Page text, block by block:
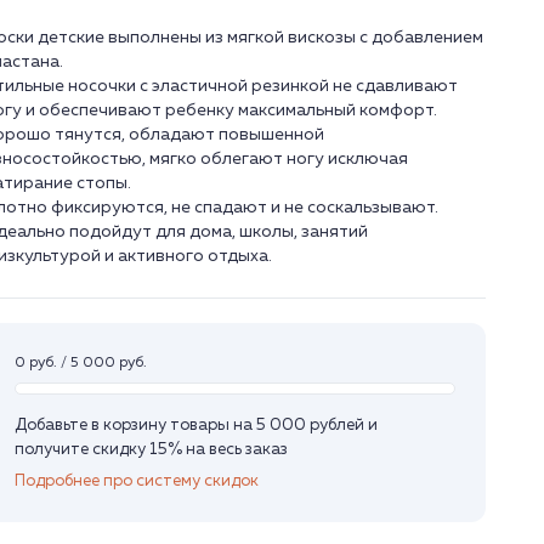
детские выполнены из мягкой вискозы с добавлением
носочки с эластичной резинкой не сдавливают
и обеспечивают ребенку максимальный комфорт.
тянутся, обладают повышенной
мягко облегают ногу исключая
стопы.
фиксируются, не спадают и не соскальзывают.
подойдут для дома, школы, занятий
и активного отдыха.
0 руб. / 5 000 руб.
Добавьте в корзину товары на 5 000 рублей и
получите скидку 15% на весь заказ
Подробнее про систему скидок